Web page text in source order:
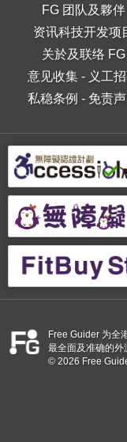
FG 团队及夥伴
资讯科技开发项
关於及联络 FG
意见收集 - 义工
私稳条例 - 免责
Free Guider 为全
最全面及准确的外
© 2026 Free